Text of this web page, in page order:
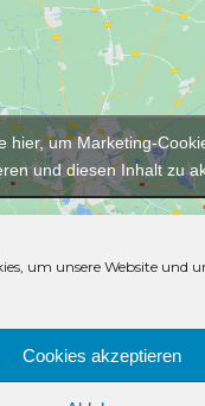
um unsere Website und
Cookies akzeptieren
hier, um Marketing-
und diesen Inhalt zu